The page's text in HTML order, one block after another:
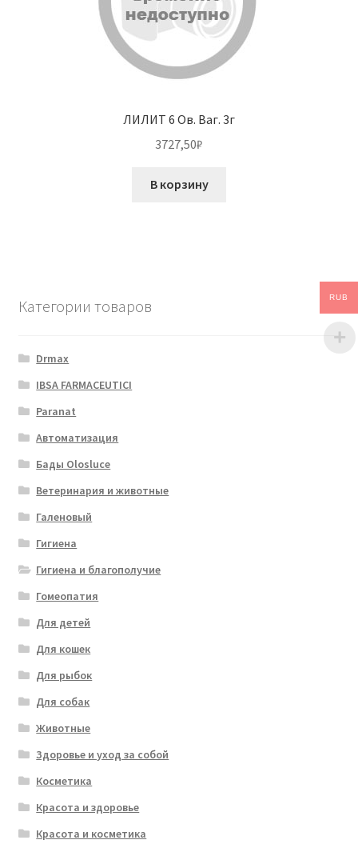
ЛИЛИТ 6 Ов. Ваг. 3г
3727,50₽
В корзину
Категории товаров
Drmax
IBSA FARMACEUTICI
Paranat
Автоматизация
Бады Olosluce
Ветеринария и животные
Галеновый
Гигиена
Гигиена и благополучие
Гомеопатия
Для детей
Для кошек
Для рыбок
Для собак
Животные
Здоровье и уход за собой
Косметика
Красота и здоровье
Красота и косметика
RUB